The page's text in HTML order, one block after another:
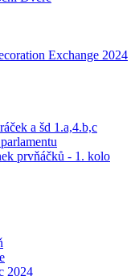
Exchange 2024
a šd 1.a,4.b,c
prvňáčků - 1. kolo
2024